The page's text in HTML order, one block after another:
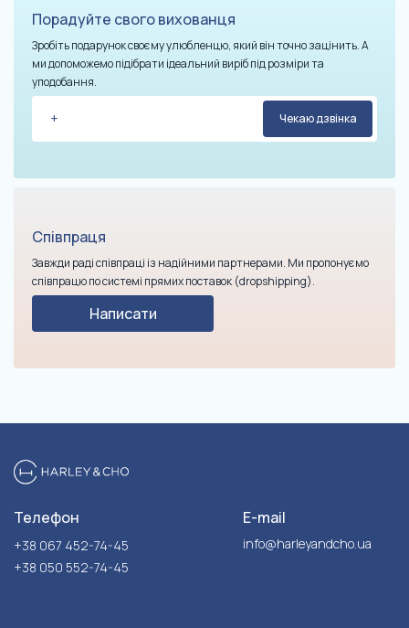
Порадуйте свого вихованця
Зробіть подарунок своєму улюбленцю, який він точно зацінить. А
ми допоможемо підібрати ідеальний виріб під розміри та
уподобання.
Співпраця
Завжди раді співпраці із надійними партнерами. Ми пропонуємо
співпрацю по системі прямих поставок (dropshipping).
Написати
Телефон
+38 067 452-74-45
+38 050 552-74-45
E-mail
info@harleyandcho.ua